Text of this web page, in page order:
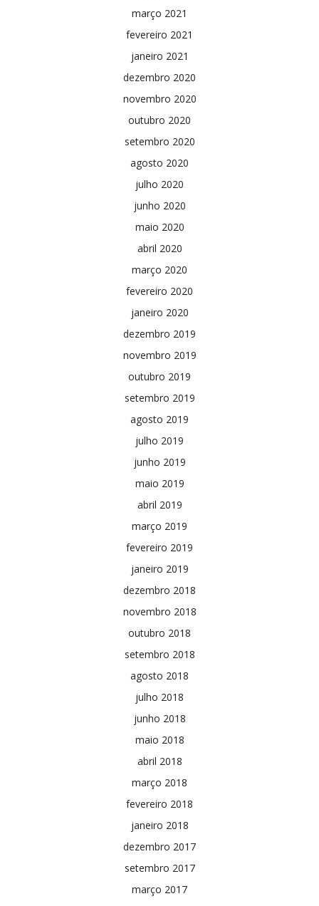
março 2021
fevereiro 2021
janeiro 2021
dezembro 2020
novembro 2020
outubro 2020
setembro 2020
agosto 2020
julho 2020
junho 2020
maio 2020
abril 2020
março 2020
fevereiro 2020
janeiro 2020
dezembro 2019
novembro 2019
outubro 2019
setembro 2019
agosto 2019
julho 2019
junho 2019
maio 2019
abril 2019
março 2019
fevereiro 2019
janeiro 2019
dezembro 2018
novembro 2018
outubro 2018
setembro 2018
agosto 2018
julho 2018
junho 2018
maio 2018
abril 2018
março 2018
fevereiro 2018
janeiro 2018
dezembro 2017
setembro 2017
março 2017